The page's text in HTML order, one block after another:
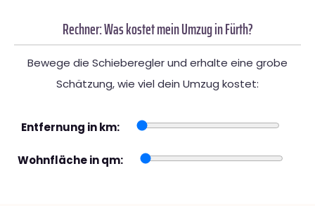
Rechner: Was kostet mein Umzug in Fürth?
Bewege die Schieberegler und erhalte eine grobe
Schätzung, wie viel dein Umzug kostet:
Entfernung in km:
Wohnfläche in qm: